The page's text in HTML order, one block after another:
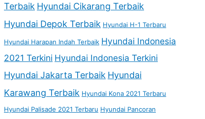
Terbaik Hyundai Cikarang Terbaik
Hyundai Depok Terbaik Hyundai H-1 Terbaru
Hyundai Harapan Indah Terbaik Hyundai Indonesia
2021 Terkini Hyundai Indonesia Terkini
Hyundai Jakarta Terbaik Hyundai
Karawang Terbaik Hyundai Kona 2021 Terbaru
Hyundai Palisade 2021 Terbaru Hyundai Pancoran